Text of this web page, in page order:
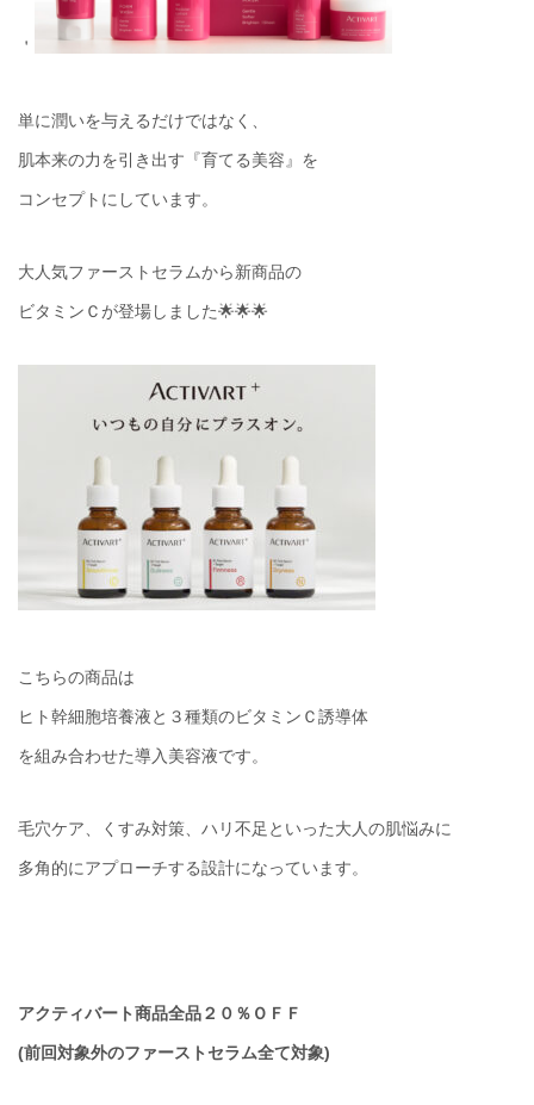
＇
単に潤いを与えるだけではなく、
肌本来の力を引き出す『育てる美容』を
コンセプトにしています。
大人気ファーストセラムから新商品の
ビタミンＣが登場しました🌟🌟🌟
こちらの商品は
ヒト幹細胞培養液と３種類のビタミンＣ誘導体
を組み合わせた導入美容液です。
毛穴ケア、くすみ対策、ハリ不足といった大人の肌悩みに
多角的にアプローチする設計になっています。
アクティバート商品全品２０％ＯＦＦ
(前回対象外のファーストセラム全て対象)